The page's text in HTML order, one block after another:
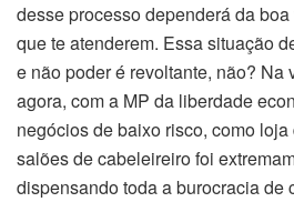
desse processo dependerá da
que te atenderem. Essa situação
e não poder é revoltante, não? Na
agora, com a MP da liberdade
negócios de baixo risco, como
salões de cabeleireiro foi
dispensando toda a burocracia de